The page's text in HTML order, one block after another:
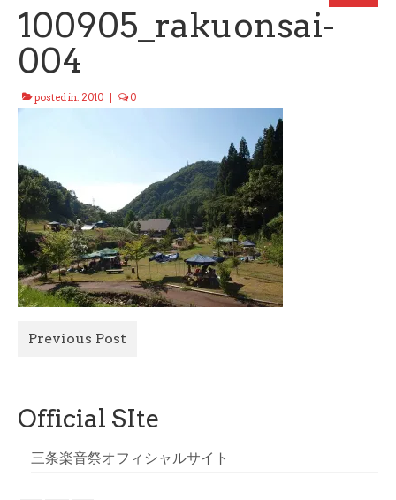
2018
2017
2016
Official Site
100905_rakuonsai-
004
posted in: 2010 0
Previous Post
Official SIte
三条楽音祭オフィシャルサイト